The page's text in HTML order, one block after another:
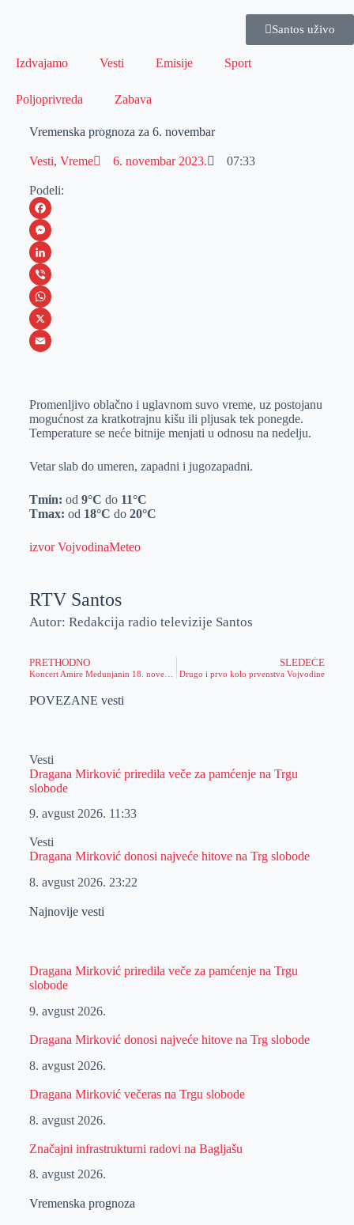
Santos uživo
Izdvajamo Vesti Emisije Sport
Poljoprivreda Zabava
Vremenska prognoza za 6. novembar
Vesti, Vreme 6. novembar 2023. 07:33
Podeli:
F
a
c
e
b
o
M
e
s
s
e
e
r
L
i
n
k
I
n
V
i
b
W
h
s
A
p
X
a
i
Promenljivo oblačno i uglavnom suvo vreme, uz postojanu
mogućnost za kratkotrajnu kišu ili pljusak tek ponegde.
Temperature se neće bitnije menjati u odnosu na nedelju.
Vetar slab do umeren, zapadni i jugozapadni.
Tmin: od 9°C do 11°C
Tmax: od 18°C do 20°C
izvor VojvodinaMeteo
RTV Santos
Autor: Redakcija radio televizije Santos
PRETHODNO
Koncert Amire Medunjanin 18. novembra u Kulturnom centru
SLEDEĆE
Drugo i prvo kolo prvenstva Vojvodine
POVEZANE vesti
Vesti
Dragana Mirković priredila veče za pamćenje na Trgu
slobode
9. avgust 2026. 11:33
Vesti
Dragana Mirković donosi najveće hitove na Trg slobode
8. avgust 2026. 23:22
Najnovije vesti
Dragana Mirković priredila veče za pamćenje na Trgu
slobode
9. avgust 2026.
Dragana Mirković donosi najveće hitove na Trg slobode
8. avgust 2026.
Dragana Mirković večeras na Trgu slobode
8. avgust 2026.
Značajni infrastrukturni radovi na Bagljašu
8. avgust 2026.
Vremenska prognoza